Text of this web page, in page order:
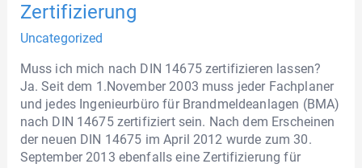
Zertifizierung
Uncategorized
Muss ich mich nach DIN 14675 zertifizieren lassen?
Ja. Seit dem 1.November 2003 muss jeder Fachplaner
und jedes Ingenieurbüro für Brandmeldeanlagen (BMA)
nach DIN 14675 zertifiziert sein. Nach dem Erscheinen
der neuen DIN 14675 im April 2012 wurde zum 30.
September 2013 ebenfalls eine Zertifizierung für